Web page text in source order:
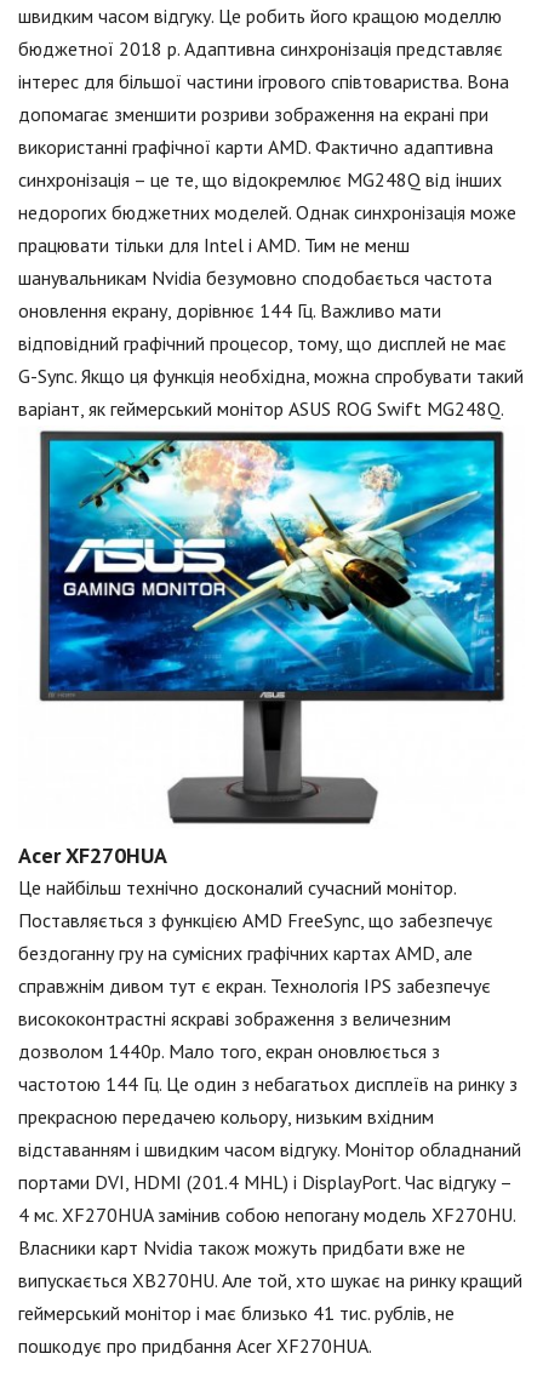
швидким часом відгуку. Це робить його кращою моделлю
бюджетної 2018 р. Адаптивна синхронізація представляє
інтерес для більшої частини ігрового співтовариства. Вона
допомагає зменшити розриви зображення на екрані при
використанні графічної карти AMD. Фактично адаптивна
синхронізація – це те, що відокремлює MG248Q від інших
недорогих бюджетних моделей. Однак синхронізація може
працювати тільки для Intel і AMD. Тим не менш
шанувальникам Nvidia безумовно сподобається частота
оновлення екрану, дорівнює 144 Гц. Важливо мати
відповідний графічний процесор, тому, що дисплей не має
G-Sync. Якщо ця функція необхідна, можна спробувати такий
варіант, як геймерський монітор ASUS ROG Swift MG248Q.
Acer XF270HUA
Це найбільш технічно досконалий сучасний монітор.
Поставляється з функцією AMD FreeSync, що забезпечує
бездоганну гру на сумісних графічних картах AMD, але
справжнім дивом тут є екран. Технологія IPS забезпечує
висококонтрастні яскраві зображення з величезним
дозволом 1440p. Мало того, екран оновлюється з
частотою 144 Гц. Це один з небагатьох дисплеїв на ринку з
прекрасною передачею кольору, низьким вхідним
відставанням і швидким часом відгуку. Монітор обладнаний
портами DVI, HDMI (201.4 MHL) і DisplayPort. Час відгуку –
4 мс. XF270HUA замінив собою непогану модель XF270HU.
Власники карт Nvidia також можуть придбати вже не
випускається XB270HU. Але той, хто шукає на ринку кращий
геймерський монітор і має близько 41 тис. рублів, не
пошкодує про придбання Acer XF270HUA.